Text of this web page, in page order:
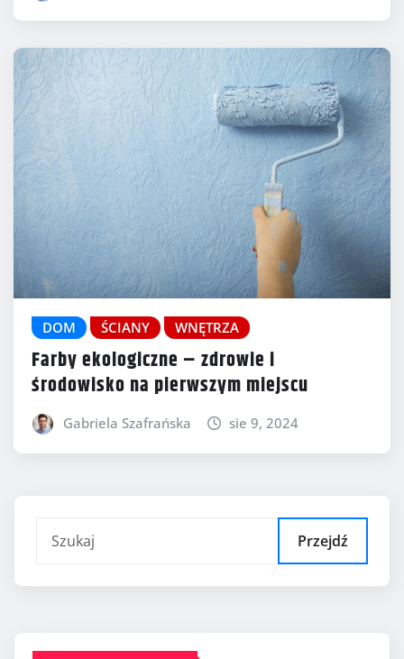
DOM ŚCIANY WNĘTRZA
Farby ekologiczne – zdrowie i
środowisko na pierwszym miejscu
Gabriela Szafrańska sie 9, 2024
Przejdź